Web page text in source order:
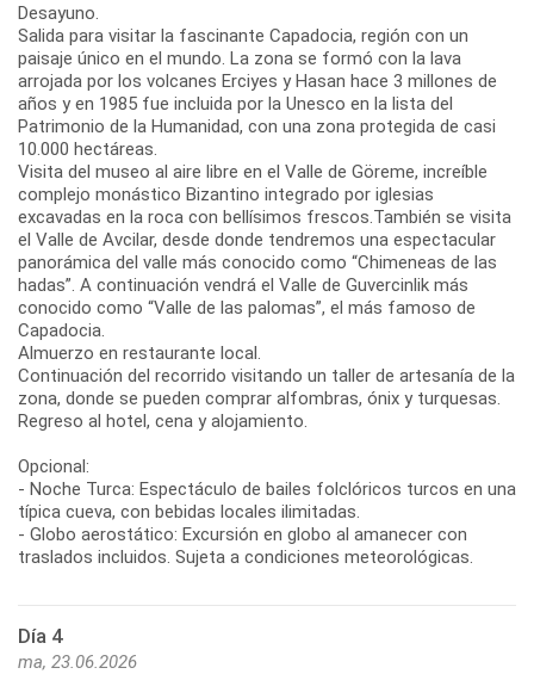
Desayuno.
Salida para visitar la fascinante Capadocia, región con un
paisaje único en el mundo. La zona se formó con la lava
arrojada por los volcanes Erciyes y Hasan hace 3 millones de
años y en 1985 fue incluida por la Unesco en la lista del
Patrimonio de la Humanidad, con una zona protegida de casi
10.000 hectáreas.
Visita del museo al aire libre en el Valle de Göreme, increíble
complejo monástico Bizantino integrado por iglesias
excavadas en la roca con bellísimos frescos.También se visita
el Valle de Avcilar, desde donde tendremos una espectacular
panorámica del valle más conocido como “Chimeneas de las
hadas”. A continuación vendrá el Valle de Guvercinlik más
conocido como “Valle de las palomas”, el más famoso de
Capadocia.
Almuerzo en restaurante local.
Continuación del recorrido visitando un taller de artesanía de la
zona, donde se pueden comprar alfombras, ónix y turquesas.
Regreso al hotel, cena y alojamiento.
Opcional:
- Noche Turca: Espectáculo de bailes folclóricos turcos en una
típica cueva, con bebidas locales ilimitadas.
- Globo aerostático: Excursión en globo al amanecer con
traslados incluidos. Sujeta a condiciones meteorológicas.
Día 4
ma, 23.06.2026